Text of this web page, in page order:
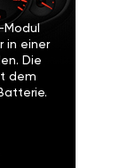
in einer
Die
dem